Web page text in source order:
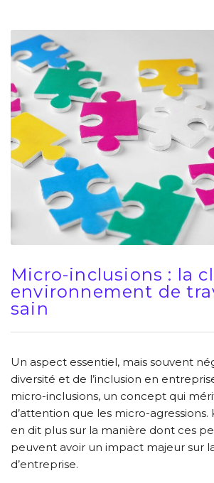
Micro-inclusions : la
environnement de
sain
Un aspect essentiel, mais souvent
diversité et de l’inclusion en
micro-inclusions, un concept qui
d’attention que les micro-
en dit plus sur la manière dont ces
peuvent avoir un impact majeur sur
d’entreprise.